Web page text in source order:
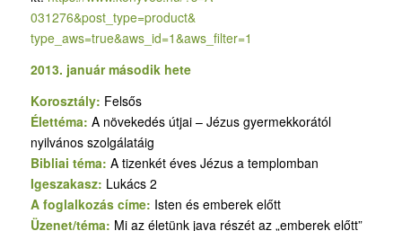
031276&post_type=product&
type_aws=true&aws_id=1&aws_ filter=1
2013. január második hete
Korosztály: Felsős
Élettéma: A növekedés útjai – Jézus gyermekkorától
nyilvános szolgálatáig
Bibliai téma: A tizenkét éves Jézus a templomban
Igeszakasz: Lukács 2
A foglalkozás címe: Isten és emberek előtt
Üzenet/téma: Mi az életünk java részét az „emberek előtt”